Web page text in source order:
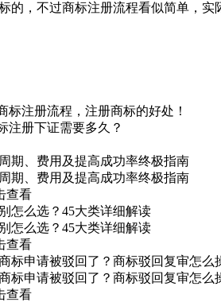
的，不过商标注册流程看似简单，
标注册流程，注册商标的好处！
注册下证需要多久？
期、费用及提高成功率终极指南
期、费用及提高成功率终极指南
查看
怎么选？45大类详细解读
怎么选？45大类详细解读
查看
标申请被驳回了？商标驳回复审怎么
标申请被驳回了？商标驳回复审怎么
查看